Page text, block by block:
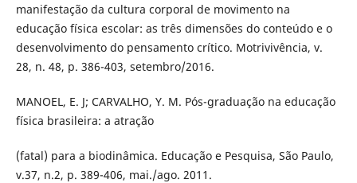
manifestação da cultura corporal de movimento na
educação física escolar: as três dimensões do conteúdo e o
desenvolvimento do pensamento crítico. Motrivivência, v.
28, n. 48, p. 386-403, setembro/2016.
MANOEL, E. J; CARVALHO, Y. M. Pós-graduação na educação
física brasileira: a atração
(fatal) para a biodinâmica. Educação e Pesquisa, São Paulo,
v.37, n.2, p. 389-406, mai./ago. 2011.